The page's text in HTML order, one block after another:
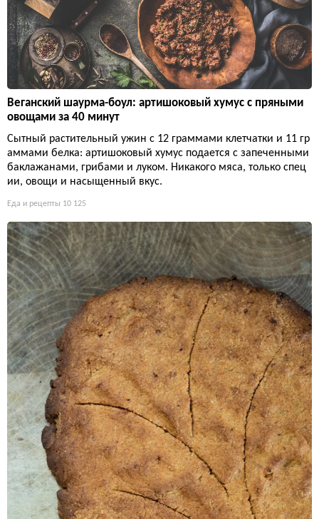
Веганский шаурма-боул: артишоковый хумус с пряными
овощами за 40 минут
Сытный растительный ужин с 12 граммами клетчатки и 11 гр
аммами белка: артишоковый хумус подается с запеченными
баклажанами, грибами и луком. Никакого мяса, только спец
ии, овощи и насыщенный вкус.
Еда и рецепты 10 125